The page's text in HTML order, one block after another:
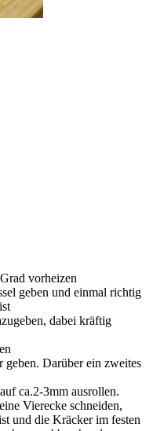
vorheizen
geben und einmal richtig
dabei kräftig
geben. Darüber ein zweites
ca.2-3mm ausrollen.
Vierecke schneiden,
und die Kräcker im festen